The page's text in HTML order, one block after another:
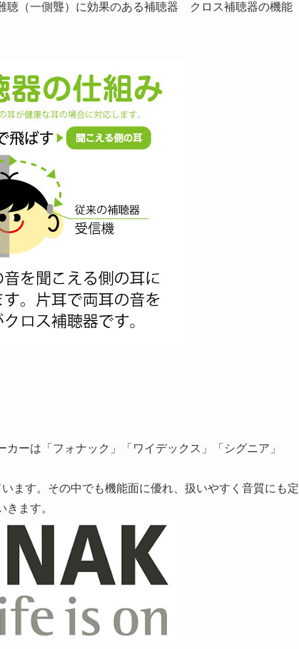
聴（一側聾）に効果のある補聴器 クロス補聴器の機能
ーは「フォナック」「ワイデックス」「シグニア」
ます。その中でも機能面に優れ、扱いやすく音質にも定
ます。